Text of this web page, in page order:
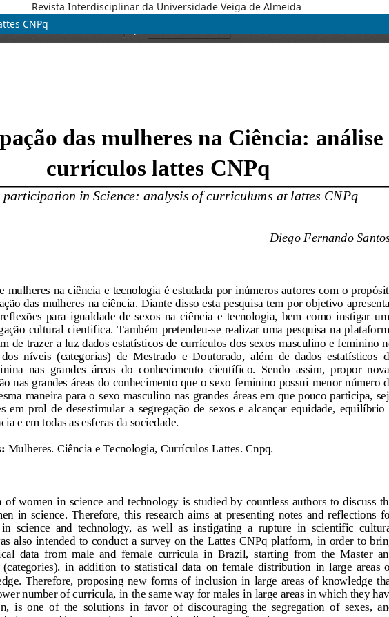
Revista Interdisciplinar da Universidade Veiga de Almeida
CNPq